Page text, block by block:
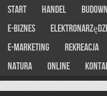
Start Handel
E-Biznes
E-marketing
Rekreacja
Natura
Online